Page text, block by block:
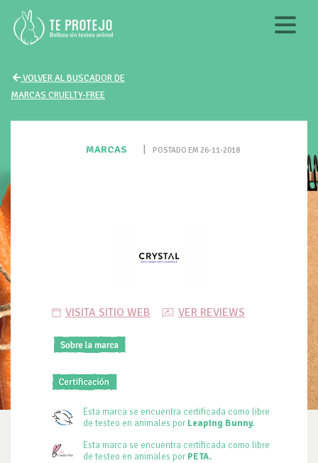
VOLVER AL BUSCADOR DE
MARCAS CRUELTY-FREE
MARCAS POSTADO EM 26-11-2018
VISITA SITIO WEB VER REVIEWS
Esta marca se encuentra certificada como libre
de testeo en animales porLeaping Bunny.
Esta marca se encuentra certificada como libre
de testeo en animales porPETA.